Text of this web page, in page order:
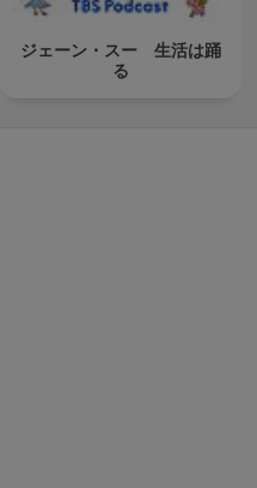
ジェーン・スー 生活は踊
る